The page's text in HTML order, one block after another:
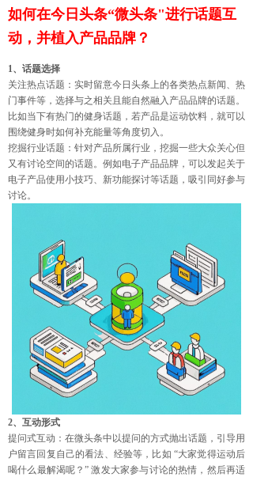
如何在今日头条“微头条"进行话题互
动，并植入产品品牌？
1、话题选择
关注热点话题：实时留意今日头条上的各类热点新闻、热
门事件等，选择与之相关且能自然融入产品品牌的话题。
比如当下有热门的健身话题，若产品是运动饮料，就可以
围绕健身时如何补充能量等角度切入。
挖掘行业话题：针对产品所属行业，挖掘一些大众关心但
又有讨论空间的话题。例如电子产品品牌，可以发起关于
电子产品使用小技巧、新功能探讨等话题，吸引同好参与
讨论。
2、互动形式
提问式互动：在微头条中以提问的方式抛出话题，引导用
户留言回复自己的看法、经验等，比如 “大家觉得运动后
喝什么最解渴呢？” 激发大家参与讨论的热情，然后再适